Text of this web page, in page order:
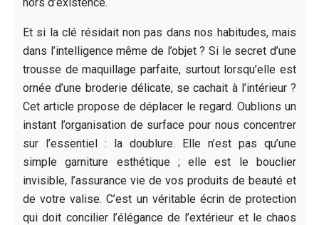
Et si la clé résidait non pas dans nos habitudes, mais
dans l’intelligence même de l’objet ? Si le secret d’une
trousse de maquillage parfaite, surtout lorsqu’elle est
ornée d’une broderie délicate, se cachait à l’intérieur ?
Cet article propose de déplacer le regard. Oublions un
instant l’organisation de surface pour nous concentrer
sur l’essentiel : la doublure. Elle n’est pas qu’une
simple garniture esthétique ; elle est le bouclier
invisible, l’assurance vie de vos produits de beauté et
de votre valise. C’est un véritable écrin de protection
qui doit concilier l’élégance de l’extérieur et le chaos